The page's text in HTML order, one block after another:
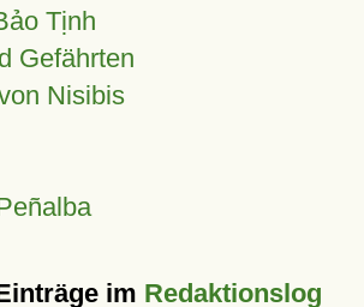
Tịnh
Gefährten
Nisibis
im Redaktionslog